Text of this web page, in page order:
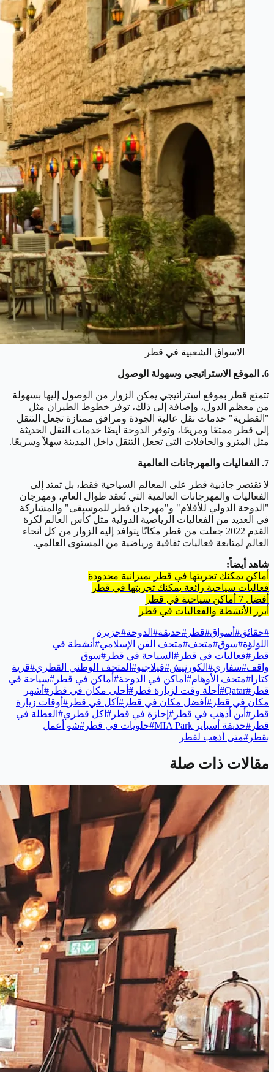
الاسواق الشعبية في قطر
6. الموقع الاستراتيجي وسهولة الوصول
تتمتع قطر بموقع استراتيجي يمكن الزوار من الوصول إليها بسهولة
من معظم الدول، وإضافة إلى ذلك، توفر خطوط الطيران مثل
"القطرية" خدمات نقل عالية الجودة ومرافق ممتازة تجعل التنقل
إلى قطر ممتعًا ومريحًا، وتوفر الدوحة أيضًا خدمات النقل الحديثة
مثل المترو والحافلات التي تجعل التنقل داخل المدينة سهلاً وسريعًا.
7. الفعاليات والمهرجانات العالمية
لا تقتصر جاذبية قطر على المعالم السياحية فقط، بل تمتد إلى
الفعاليات والمهرجانات العالمية التي تُعقد طوال العام، ومهرجان
"الدوحة الدولي للأفلام" و"مهرجان قطر للموسيقى" والمشاركة
في العديد من الفعاليات الرياضية الدولية مثل كأس العالم لكرة
القدم 2022 جعلت من قطر مكانًا يتوافد إليه الزوار من كل أنحاء
العالم لمتابعة فعاليات ثقافية ورياضية من المستوى العالمي.
شاهد أيضاً:
أماكن يمكنك تجربتها في قطر بميزانية محدودة
فعاليات سياحية رائعة يمكنك تجربتها في قطر
أفضل 7 أماكن سياحية في قطر
أبرز الأنشطة والفعاليات في قطر
#حقائق# أسواق#قطر #حديقة# الدوحة#جزيرة
اللؤلؤة#سوق#متحف#متحف الفن الإسلامي# أنشطة في
قطر #فعاليات في قطر # السياحة في قطر #سوق
واقف#سفاري# الكورنيش#فيلاجيو# المتحف الوطني القطري#قرية
كتارا #متحف الأوهام# أماكن في الدوحة# أماكن في قطر #سياحة في
قطر #
Qatar
# أحلة وقت لزيارة قطر # أحلى مكان في قطر # أشهر
مكان في قطر # أفضل مكان في قطر # أكل في قطر # أوقات زيارة
قطر # أين أذهب في قطر # إجازة في قطر # اكل قطري# العطلة في
قطر #حديقة أسباير MIA Park #حلويات في قطر #شو أعمل
بقطر #متى أذهب لقطر
مقالات ذات صلة